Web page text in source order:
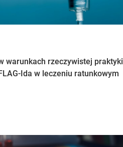
warunkach rzeczywistej praktyki
Ida w leczeniu ratunkowym